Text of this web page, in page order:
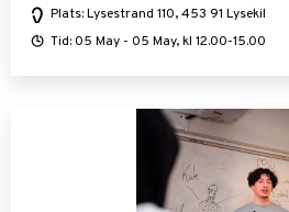
Plats: Lysestrand 110, 453 91 Lysekil
Tid: 05 May - 05 May, kl 12.00-15.00